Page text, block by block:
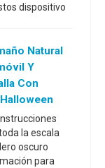
dispositivo
Natural
Y
Con
la escala
oscuro
para